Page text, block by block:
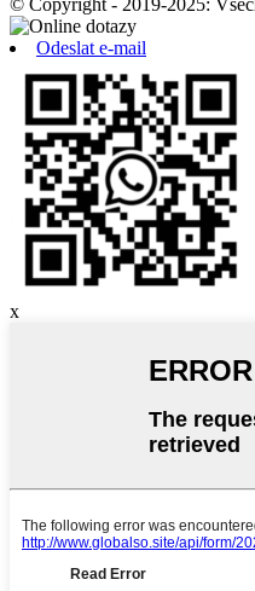
© Copyright - 2019-2025:
Odeslat e-mail
x